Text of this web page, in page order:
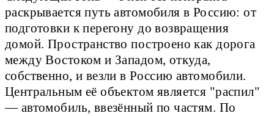
раскрывается путь автомобиля в Россию: от
подготовки к перегону до возвращения
домой. Пространство построено как дорога
между Востоком и Западом, откуда,
собственно, и везли в Россию автомобили.
Центральным её объектом является "распил"
— автомобиль, ввезённый по частям. По